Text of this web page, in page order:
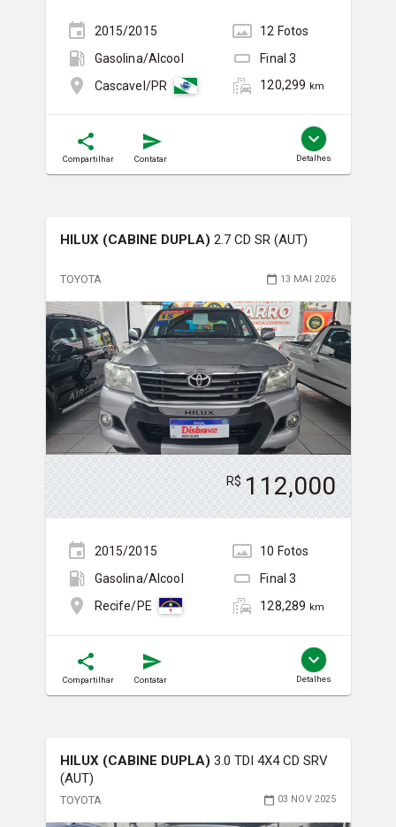
2015/2015 12 Fotos
Gasolina/Álcool
Final3
Cascavel/PR
120,299 km
Compartilhar Contatar Detalhes
HILUX (CABINE DUPLA) 2.7 CD SR (AUT)
TOYOTA 13 MAI 2026
R$ 112,000
2015/2015 10 Fotos
Gasolina/Álcool
Final3
Recife/PE
128,289 km
Compartilhar Contatar Detalhes
HILUX (CABINE DUPLA) 3.0 TDI 4X4 CD SRV
(AUT)
TOYOTA 03 NOV 2025